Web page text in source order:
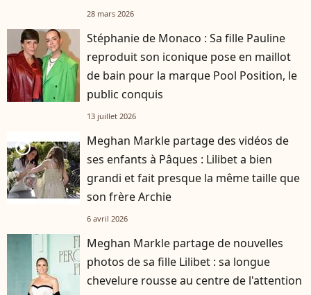
28 mars 2026
Stéphanie de Monaco : Sa fille Pauline
reproduit son iconique pose en maillot
de bain pour la marque Pool Position, le
public conquis
13 juillet 2026
player2
Meghan Markle partage des vidéos de
ses enfants à Pâques : Lilibet a bien
grandi et fait presque la même taille que
son frère Archie
6 avril 2026
Meghan Markle partage de nouvelles
photos de sa fille Lilibet : sa longue
chevelure rousse au centre de l'attention